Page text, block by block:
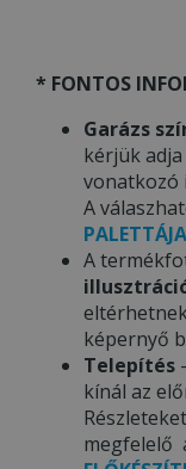
* FONTOS
Garázs
kérjük
vonatkozó
A
PALETTÁJA
A
képernyő
Telepítés
kínál az
megfelelő